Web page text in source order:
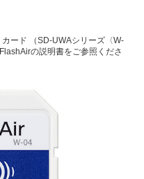
ード （SD-UWAシリーズ〈W-
の説明書をご参照くださ